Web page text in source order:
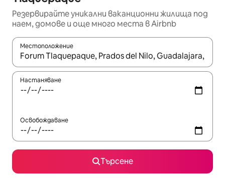
Резервирайте уникални ваканционни жилища под
наем, домове и още много места в Airbnb
Местоположение
Когато резултатите се покажат, използвайте
Настаняване
Освобождаване
Търсене